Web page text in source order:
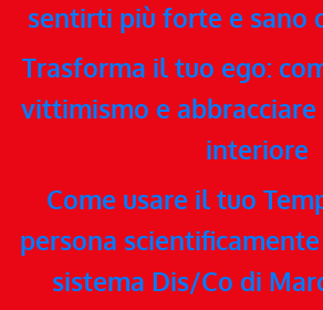
sentirti più forte e sano
Trasforma il tuo ego:
vittimismo e
interiore
Come usare il tuo
persona
sistema Dis/Co di